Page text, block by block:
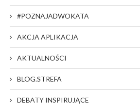
#POZNAJADWOKATA
AKCJA APLIKACJA
AKTUALNOŚCI
BLOG.STREFA
DEBATY INSPIRUJĄCE